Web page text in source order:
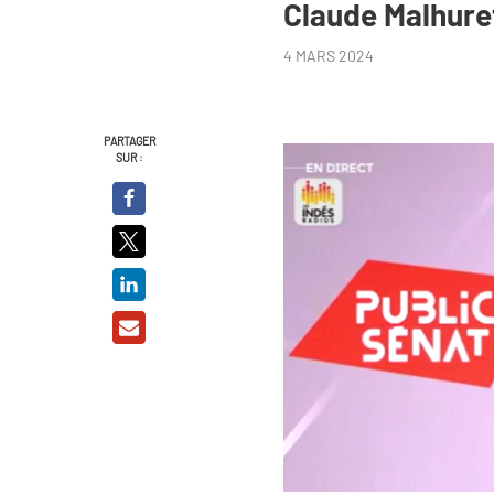
Claude
4 MARS 2024
PARTAGER
SUR :